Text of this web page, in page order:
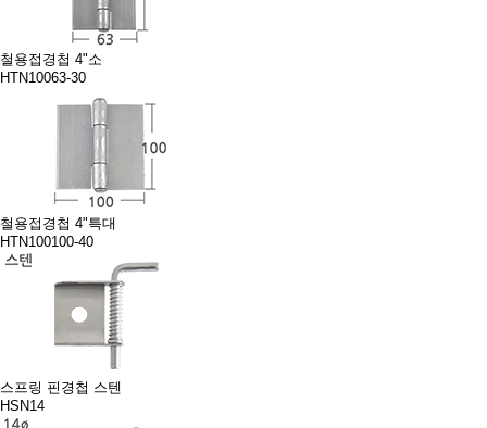
철용접경첩 4"소
HTN10063-30
철용접경첩 4"특대
HTN100100-40
스프링 핀경첩 스텐
HSN14